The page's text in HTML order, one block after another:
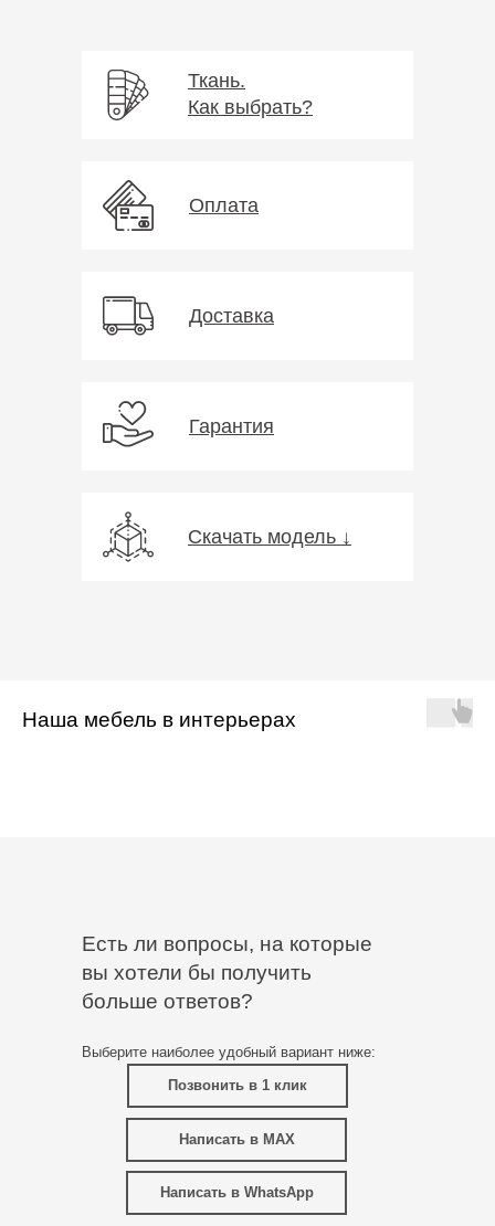
Гарантия
Доставка
Оплата
Ткань.
Как выбрать?
Скачать модель ↓
Наша мебель в интерьерах
Есть ли вопросы, на которые
вы хотели бы получить
больше ответов?
Выберите наиболее удобный вариант ниже:
Написать в WhatsApp
Написать в MAX
Позвонить в 1 клик